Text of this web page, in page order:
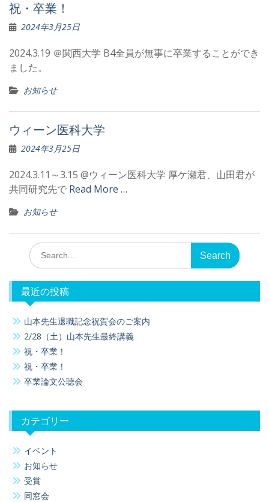
祝・卒業！
2024年3月25日
2024.3.19 ＠関西大学 B4全員が無事に卒業することができ
ました。
お知らせ
ウィーン医科大学
2024年3月25日
2024.3.11～3.15 @ウィーン医科大学 厚ケ瀬君、山田君が
共同研究先で Read More …
お知らせ
Search
for:
最近の投稿
山本先生退職記念祝賀会のご案内
2/28（土）山本先生最終講義
祝・卒業！
祝・卒業！
卒業論文公聴会
カテゴリー
イベント
お知らせ
受賞
同窓会